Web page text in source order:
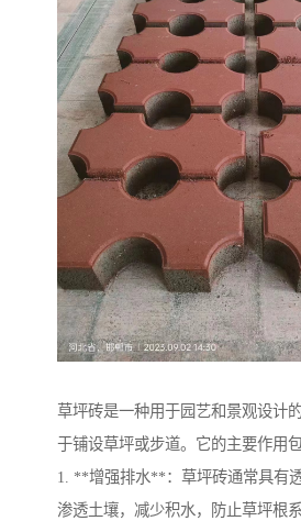
草坪砖是一种用于园艺和景观设计
于铺设草坪或步道。它的主要作用包
1. **增强排水**：草坪砖通常具有
渗透土壤，减少积水，防止草坪根系